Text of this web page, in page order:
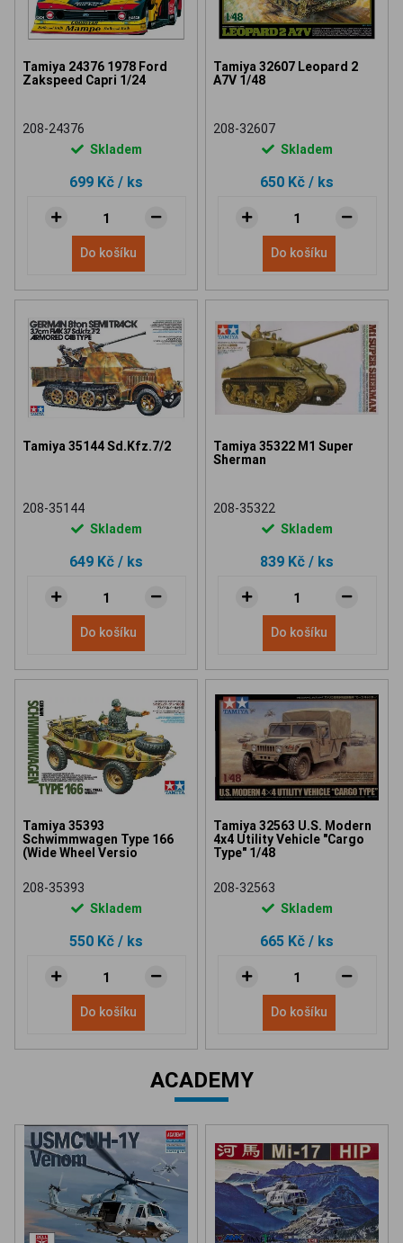
Tamiya 24376 1978 Ford
Zakspeed Capri 1/24
208-24376
Skladem
699 Kč / ks
Do košíku
Tamiya 32607 Leopard 2
A7V 1/48
208-32607
Skladem
650 Kč / ks
Do košíku
Tamiya 35144 Sd.Kfz.7/2
208-35144
Skladem
649 Kč / ks
Do košíku
Tamiya 35322 M1 Super
Sherman
208-35322
Skladem
839 Kč / ks
Do košíku
Tamiya 35393
Schwimmwagen Type 166
(Wide Wheel Versio
208-35393
Skladem
550 Kč / ks
Do košíku
Tamiya 32563 U.S. Modern
4x4 Utility Vehicle "Cargo
Type" 1/48
208-32563
Skladem
665 Kč / ks
Do košíku
ACADEMY